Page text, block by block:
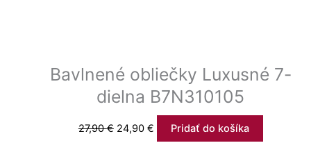
Bavlnené obliečky Luxusné 7-
dielna B7N310105
27,90€ 24,90 € Pridať do košíka